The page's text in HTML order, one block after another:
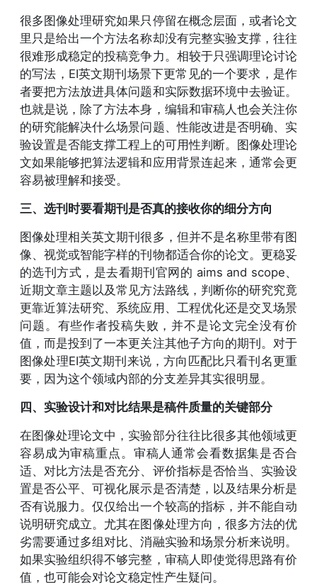
很多图像处理研究如果只停留在概念层面，或者论文
里只是给出一个方法名称却没有完整实验支撑，往往
很难形成稳定的投稿竞争力。相较于只强调理论讨论
的写法，EI英文期刊场景下更常见的一个要求，是作
者要把方法放进具体问题和实际数据环境中去验证。
也就是说，除了方法本身，编辑和审稿人也会关注你
的研究能解决什么场景问题、性能改进是否明确、实
验设置是否能支撑工程上的可用性判断。图像处理论
文如果能够把算法逻辑和应用背景连起来，通常会更
容易被理解和接受。
三、选刊时要看期刊是否真的接收你的细分方向
图像处理相关英文期刊很多，但并不是名称里带有图
像、视觉或智能字样的刊物都适合你的论文。更稳妥
的选刊方式，是去看期刊官网的 aims and scope、
近期文章主题以及常见方法路线，判断你的研究究竟
更靠近算法研究、系统应用、工程优化还是交叉场景
问题。有些作者投稿失败，并不是论文完全没有价
值，而是投到了一本更关注其他子方向的期刊。对于
图像处理EI英文期刊来说，方向匹配比只看刊名更重
要，因为这个领域内部的分支差异其实很明显。
四、实验设计和对比结果是稿件质量的关键部分
在图像处理论文中，实验部分往往比很多其他领域更
容易成为审稿重点。审稿人通常会看数据集是否合
适、对比方法是否充分、评价指标是否恰当、实验设
置是否公平、可视化展示是否清楚，以及结果分析是
否有说服力。仅仅给出一个较高的指标，并不能自动
说明研究成立。尤其在图像处理方向，很多方法的优
劣需要通过多组对比、消融实验和场景分析来说明。
如果实验组织得不够完整，审稿人即使觉得思路有价
值，也可能会对论文稳定性产生疑问。